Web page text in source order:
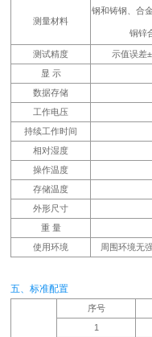
测量材料
钢和铸钢、合
铜锌
测试精度
示值误差
显 示
数据存储
工作电压
持续工作时间
相对湿度
操作温度
存储温度
外形尺寸
重 量
使用环境
周围环境无
五、标准配置
序号
1